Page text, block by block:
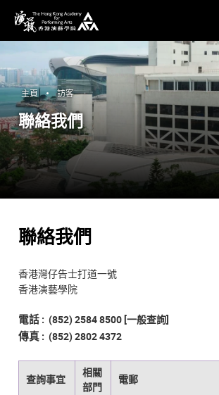
香港演藝學院
主頁 訪客
聯絡我們
聯絡我們
香港灣仔告士打道一號
香港演藝學院
電話 : (852) 2584 8500 [一般查詢]
傳真 : (852) 2802 4372
查詢事宜
相關
部門
電郵